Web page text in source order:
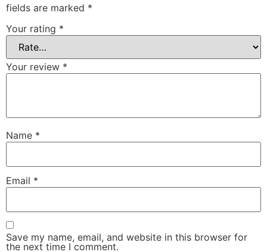
fields are marked *
Your rating *
Your review *
Name *
Email *
Save my name, email, and website in this browser for
the next time I comment.